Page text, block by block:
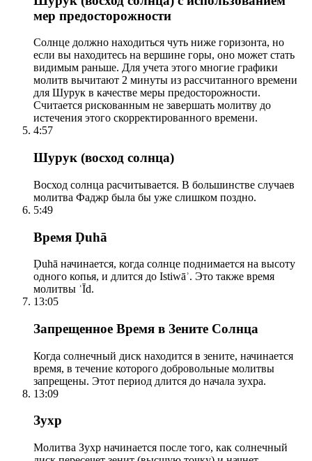
мер предосторожности
Солнце должно находиться чуть ниже горизонта, но
если вы находитесь на вершине горы, оно может стать
видимым раньше. Для учета этого многие графики
молитв вычитают 2 минуты из рассчитанного времени
для Шурук в качестве меры предосторожности.
Считается рискованным не завершать молитву до
истечения этого скорректированного времени.
4:57
Шурук (восход солнца)
Восход солнца расчитывается. В большинстве случаев
молитва Фаджр была бы уже слишком поздно.
5:49
Время Ḍuhā
Ḍuhā начинается, когда солнце поднимается на высоту
одного копья, и длится до Istiwāʾ. Это также время
молитвы ʿĪd.
13:05
Запрещенное Время в Зените Солнца
Когда солнечный диск находится в зените, начинается
время, в течение которого добровольные молитвы
запрещены. Этот период длится до начала зухра.
13:09
Зухр
Молитва Зухр начинается после того, как солнечный